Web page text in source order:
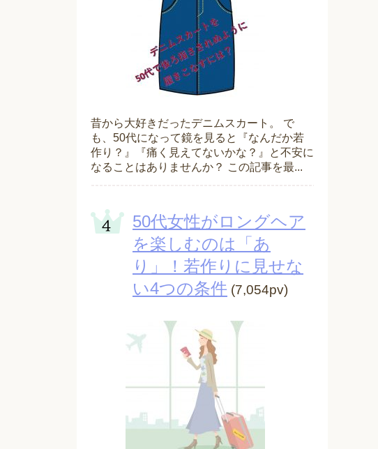
昔から大好きだったデニムスカート。 で
も、50代になって鏡を見ると『なんだか若
作り？』『痛く見えてないかな？』と不安に
なることはありませんか？ この記事を最...
50代女性がロングヘア
を楽しむのは「あ
り」！若作りに見せな
い4つの条件 (7,054pv)